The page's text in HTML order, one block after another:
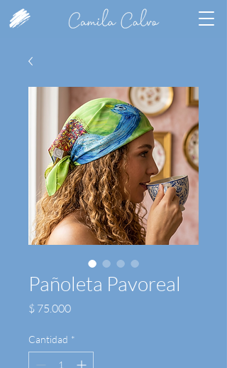
Pañoleta Pavoreal
$ 75.000Precio
Cantidad *